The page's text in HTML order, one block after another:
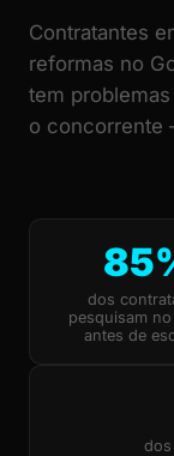
Contratantes
reformas no
tem
o concorrente
dos
pesquisam
antes de
dos